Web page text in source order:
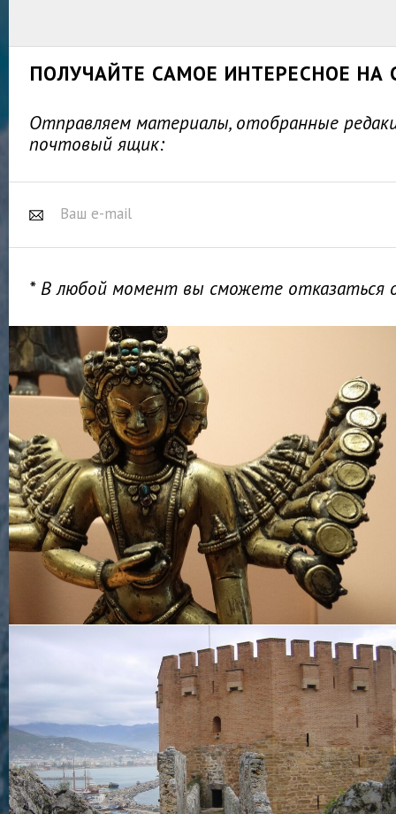
ПОЛУЧАЙТЕ САМОЕ ИНТЕРЕСНОЕ НА
Отправляем материалы, отобранные
почтовый ящик:
* В любой момент вы сможете отказаться